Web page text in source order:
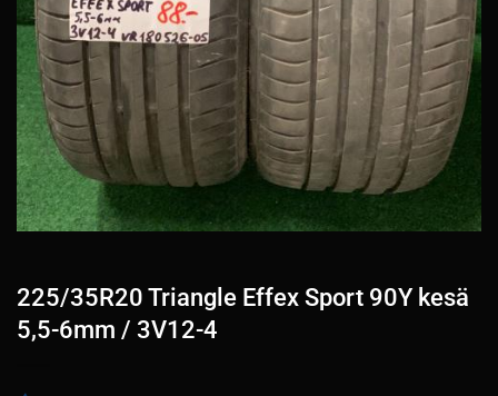
225/35R20 Triangle Effex Sport 90Y kesä
5,5-6mm / 3V12-4